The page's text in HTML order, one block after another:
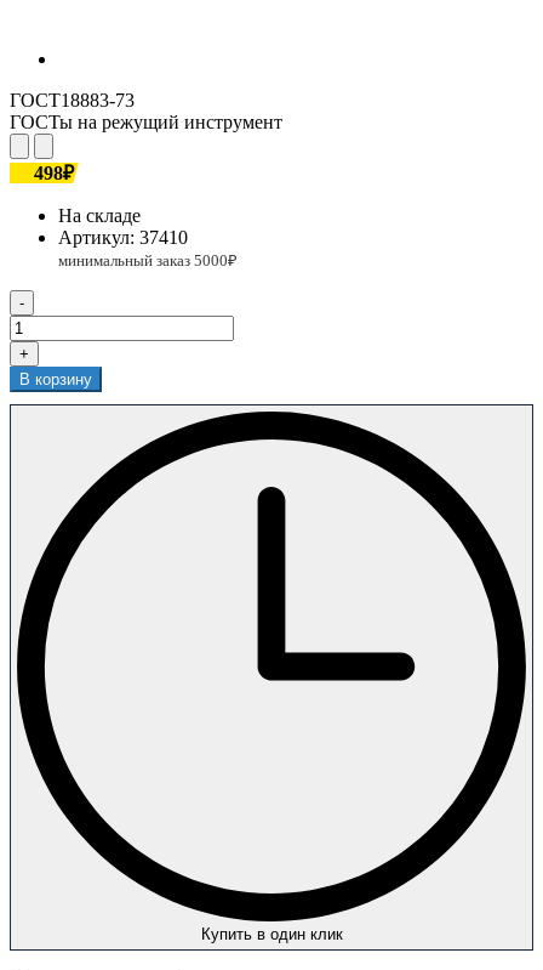
ГОСТ18883-73
ГОСТы на режущий инструмент
498₽
На складе
Артикул: 37410
-
+
В корзину
Купить в один клик